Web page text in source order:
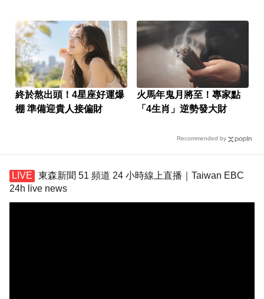
終於熬出頭！4星座好運爆
棚 準備迎貴人接偏財
火馬年鬼月將至！專家點
「4生肖」逆勢發大財
Recommended by
東森新聞 51 頻道 24 小時線上直播｜Taiwan EBC
24h live news